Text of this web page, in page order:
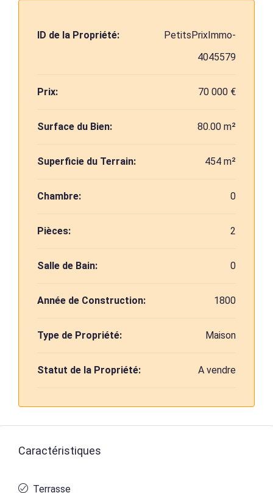
ID de la Propriété:
PetitsPrixImmo-
4045579
Prix: 70 000 €
Surface du Bien: 80.00 m²
Superficie du Terrain: 454 m²
Chambre: 0
Pièces: 2
Salle de Bain: 0
Année de Construction: 1800
Type de Propriété: Maison
Statut de la Propriété: A vendre
Caractéristiques
Terrasse